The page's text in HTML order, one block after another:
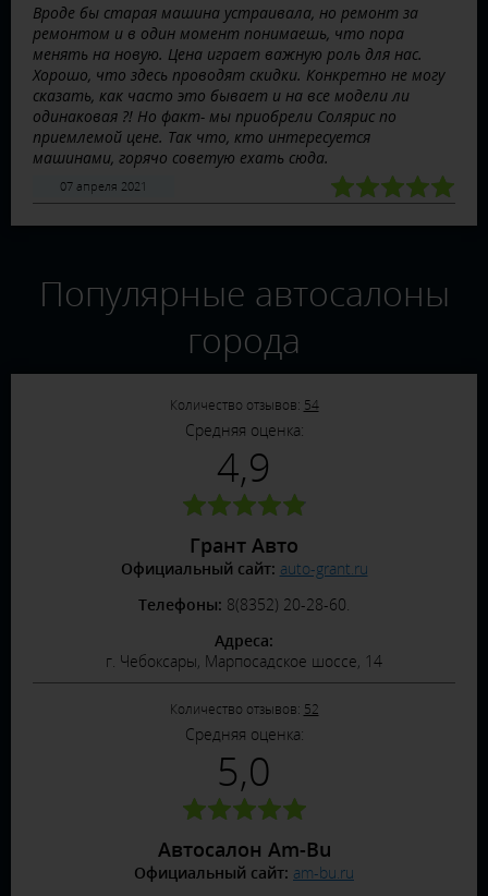
Вроде бы старая машина устраивала, но ремонт за
ремонтом и в один момент понимаешь, что пора
менять на новую. Цена играет важную роль для нас.
Хорошо, что здесь проводят скидки. Конкретно не могу
сказать, как часто это бывает и на все модели ли
одинаковая ?! Но факт- мы приобрели Солярис по
приемлемой цене. Так что, кто интересуется
машинами, горячо советую ехать сюда.
07 апреля 2021
Популярные автосалоны
города
Количество отзывов: 54
Средняя оценка:
4,9
Грант Авто
Официальный сайт: auto-grant.ru
Телефоны: 8(8352) 20-28-60.
Адреса:
г. Чебоксары, Марпосадское шоссе, 14
Количество отзывов: 52
Средняя оценка:
5,0
Автосалон Am-Bu
Официальный сайт: am-bu.ru